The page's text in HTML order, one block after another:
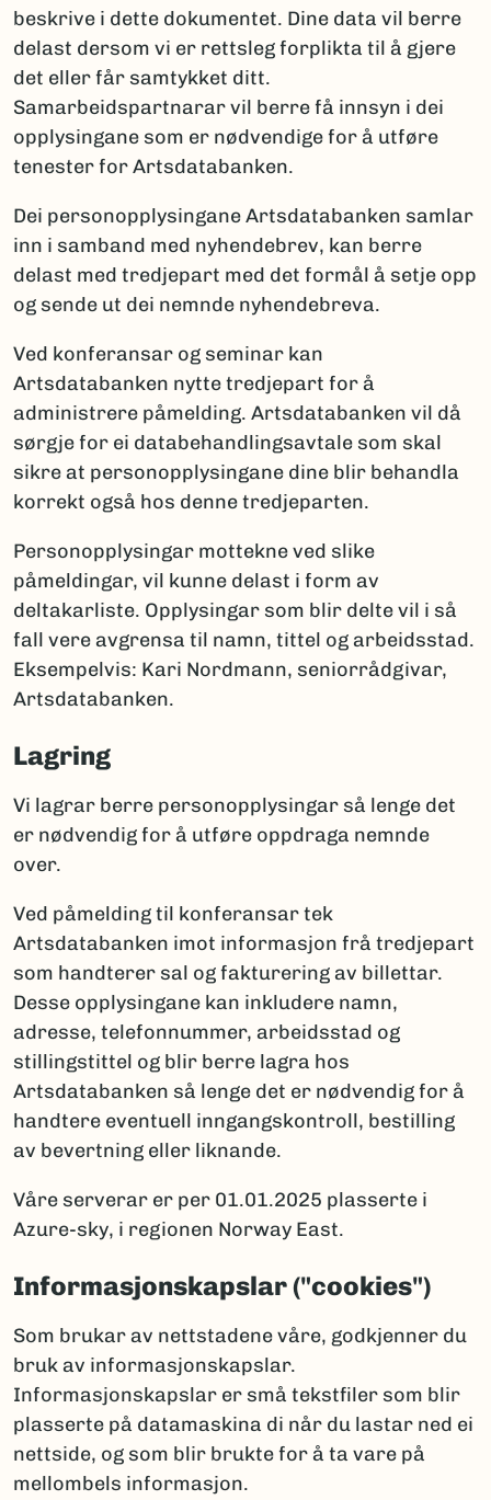
beskrive i dette dokumentet. Dine data vil berre
delast dersom vi er rettsleg forplikta til å gjere
det eller får samtykket ditt.
Samarbeidspartnarar vil berre få innsyn i dei
opplysingane som er nødvendige for å utføre
tenester for Artsdatabanken.
Dei personopplysingane Artsdatabanken samlar
inn i samband med nyhendebrev, kan berre
delast med tredjepart med det formål å setje opp
og sende ut dei nemnde nyhendebreva.
Ved konferansar og seminar kan
Artsdatabanken nytte tredjepart for å
administrere påmelding. Artsdatabanken vil då
sørgje for ei databehandlingsavtale som skal
sikre at personopplysingane dine blir behandla
korrekt også hos denne tredjeparten.
Personopplysingar mottekne ved slike
påmeldingar, vil kunne delast i form av
deltakarliste. Opplysingar som blir delte vil i så
fall vere avgrensa til namn, tittel og arbeidsstad.
Eksempelvis: Kari Nordmann, seniorrådgivar,
Artsdatabanken.
Lagring
Vi lagrar berre personopplysingar så lenge det
er nødvendig for å utføre oppdraga nemnde
over.
Ved påmelding til konferansar tek
Artsdatabanken imot informasjon frå tredjepart
som handterer sal og fakturering av billettar.
Desse opplysingane kan inkludere namn,
adresse, telefonnummer, arbeidsstad og
stillingstittel og blir berre lagra hos
Artsdatabanken så lenge det er nødvendig for å
handtere eventuell inngangskontroll, bestilling
av bevertning eller liknande.
Våre serverar er per 01.01.2025 plasserte i
Azure-sky, i regionen Norway East.
Informasjonskapslar ("cookies")
Som brukar av nettstadene våre, godkjenner du
bruk av informasjonskapslar.
Informasjonskapslar er små tekstfiler som blir
plasserte på datamaskina di når du lastar ned ei
nettside, og som blir brukte for å ta vare på
mellombels informasjon.